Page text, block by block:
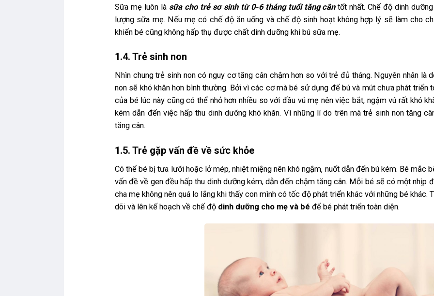
Sữa mẹ luôn là sữa cho trẻ sơ sinh từ 0-6 tháng tuổi tăng cântốt nhất. Chế độ dinh
lượng sữa mẹ. Nếu mẹ có chế độ ăn uống và chế độ sinh hoạt không hợp lý sẽ làm cho
khiến bé cũng không hấp thụ được chất dinh dưỡng khi bú sữa mẹ.
1.4. Trẻ sinh non
Nhìn chung trẻ sinh non có nguy cơ tăng cân chậm hơn so với trẻ đủ tháng. Nguyên nhân là
non sẽ khó khăn hơn bình thường. Bởi vì các cơ mà bé sử dụng để bú và mút chưa phát triển
của bé lúc này cũng có thể nhỏ hơn nhiều so với đầu vú mẹ nên việc bắt, ngậm vú rất khó
kém dẫn đến việc hấp thu dinh dưỡng khó khăn. Vì những lí do trên mà trẻ sinh non tăng
tăng cân.
1.5. Trẻ gặp vấn đề về sức khỏe
Có thể bé bị tưa lưỡi hoặc lở mép, nhiệt miệng nên khó ngậm, nuốt dẫn đến bú kém. Bé mắc
vấn đề về gen đều hấp thu dinh dưỡng kém, dẫn đến chậm tăng cân. Mỗi bé sẽ có một nhịp
cha mẹ không nên quá lo lắng khi thấy con mình có tốc độ phát triển khác với những bé khác.
dõi và lên kế hoạch về chế độ dinh dưỡng cho mẹ và bé để bé phát triển toàn diện.